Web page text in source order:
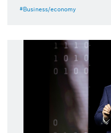
Business/economy